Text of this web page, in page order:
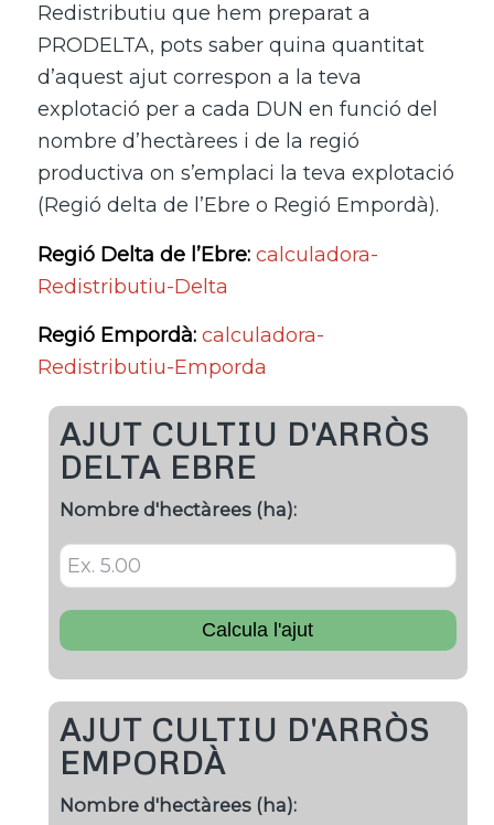
Redistributiu que hem preparat a
PRODELTA, pots saber quina quantitat
d’aquest ajut correspon a la teva
explotació per a cada DUN en funció del
nombre d’hectàrees i de la regió
productiva on s’emplaci la teva explotació
(Regió delta de l’Ebre o Regió Empordà).
Regió Delta de l’Ebre: calculadora-
Redistributiu-Delta
Regió Empordà: calculadora-
Redistributiu-Emporda
AJUT CULTIU D'ARRÒS
DELTA EBRE
Nombre d'hectàrees (ha):
Calcula l'ajut
AJUT CULTIU D'ARRÒS
EMPORDÀ
Nombre d'hectàrees (ha):